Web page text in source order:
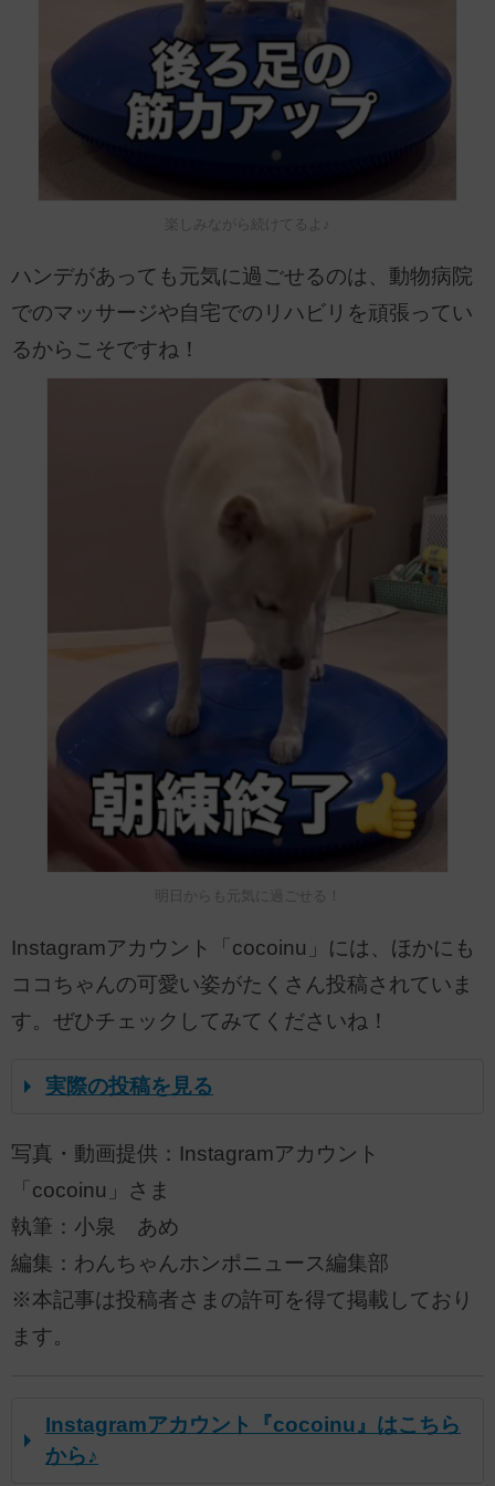
楽しみながら続けてるよ♪
ハンデがあっても元気に過ごせるのは、動物病院
でのマッサージや自宅でのリハビリを頑張ってい
るからこそですね！
明日からも元気に過ごせる！
Instagramアカウント「cocoinu」には、ほかにも
ココちゃんの可愛い姿がたくさん投稿されていま
す。ぜひチェックしてみてくださいね！
実際の投稿を見る
写真・動画提供：Instagramアカウント
「cocoinu」さま
執筆：小泉 あめ
編集：わんちゃんホンポニュース編集部
※本記事は投稿者さまの許可を得て掲載しており
ます。
Instagramアカウント『cocoinu』はこちら
から♪